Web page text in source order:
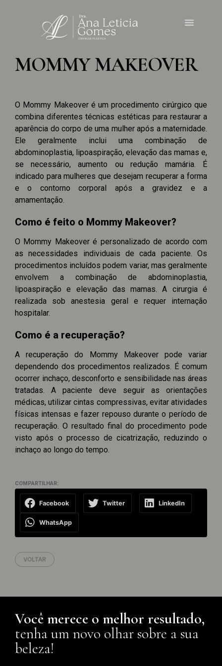
MOMMY MAKEOVER
O Mommy Makeover é um procedimento cirúrgico que
combina diferentes técnicas estéticas para restaurar a
aparência do corpo de uma mulher após a maternidade.
Ele geralmente inclui uma combinação de
abdominoplastia, lipoaspiração, elevação das mamas e,
se necessário, aumento ou redução mamária. É
indicado para mulheres que desejam recuperar a forma
e o contorno corporal após a gravidez e a
amamentação.
Como é feito o Mommy Makeover?
O Mommy Makeover é personalizado de acordo com
as necessidades individuais de cada paciente. Os
procedimentos incluídos podem variar, mas geralmente
envolvem a combinação de abdominoplastia,
lipoaspiração e elevação das mamas. A cirurgia é
realizada sob anestesia geral e requer internação
hospitalar.
Como é a recuperação?
A recuperação do Mommy Makeover pode variar
dependendo dos procedimentos realizados. É comum
ocorrer inchaço, desconforto e sensibilidade nas áreas
tratadas. A paciente deve seguir as orientações
médicas, utilizar cintas compressivas, evitar atividades
físicas intensas e fazer repouso durante o período de
recuperação. O resultado final do procedimento pode
visto após o processo de cicatrização, reduzindo o
inchaço ao longo do tempo.
COMPARTILHAR:
Facebook Twitter LinkedIn
WhatsApp
VOLTAR
Você merece o melhor resultado,
tenha um novo olhar sobre a sua
beleza!